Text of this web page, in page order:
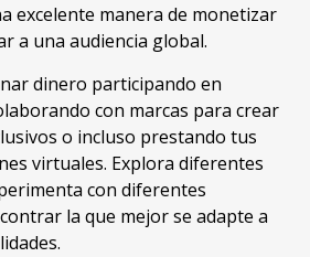
excelente manera de monetizar
a una audiencia global.
dinero participando en
con marcas para crear
o incluso prestando tus
virtuales. Explora diferentes
con diferentes
la que mejor se adapte a
.